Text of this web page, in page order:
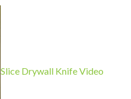
Slice Drywall Knife Video